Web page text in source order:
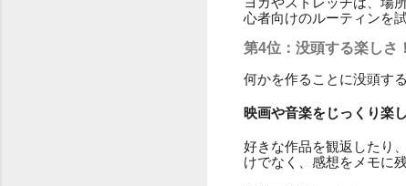
心者向けのルーティンを
第4位：没頭する楽しさ
何かを作ることに没頭す
映画や音楽をじっくり楽
好きな作品を観返したり
けでなく、感想をメモに